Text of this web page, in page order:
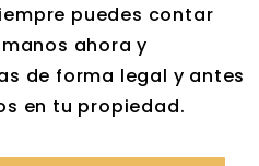
puedes contar
ahora y
de forma legal y antes
en tu propiedad.